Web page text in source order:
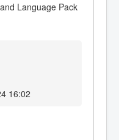
Language Pack
16:02